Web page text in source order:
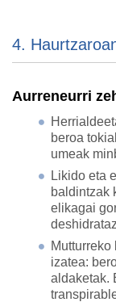
4.
Aurreneurri
beroa
umeak
Likido eta
baldintzak
elikagai
izatea:
aldaketak.